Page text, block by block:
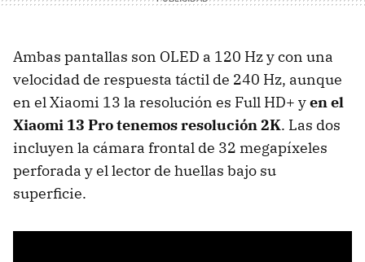
Ambas pantallas son OLED a 120 Hz y con una
velocidad de respuesta táctil de 240 Hz, aunque
en el Xiaomi 13 la resolución es Full HD+ yen el
Xiaomi 13 Pro tenemos resolución 2K. Las dos
incluyen la cámara frontal de 32 megapíxeles
perforada y el lector de huellas bajo su
superficie.